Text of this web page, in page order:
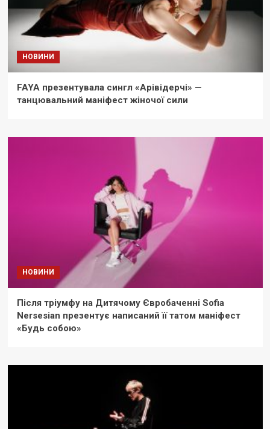
НОВИНИ
FAYA презентувала сингл «Арівідерчі» —
танцювальний маніфест жіночої сили
НОВИНИ
Після тріумфу на Дитячому Євробаченні Sofia
Nersesian презентує написаний її татом маніфест
«Будь собою»